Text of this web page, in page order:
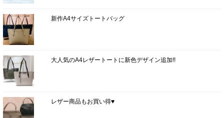
新作A4サイズトートバッグ
大人気のA4レザートートに新色デザイン追加!!
レザー商品もお買い得♥